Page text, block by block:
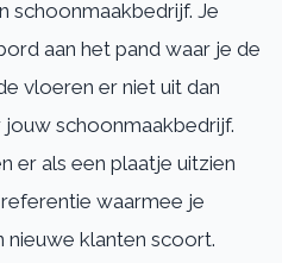
schoonmaakbedrijf. Je
aan het pand waar je de
vloeren er niet uit dan
schoonmaakbedrijf.
er als een plaatje uitzien
waarmee je
nieuwe klanten scoort.